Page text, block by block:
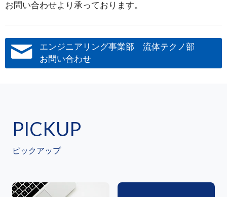
お問い合わせより承っております。
エンジニアリング事業部 流体テクノ部
お問い合わせ
PICKUP
ピックアップ